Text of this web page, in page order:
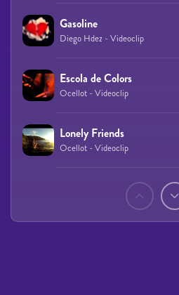
Gasoline
Diego Hdez - Videoclip
Escola de Colors
Ocellot - Videoclip
Lonely Friends
Ocellot - Videoclip